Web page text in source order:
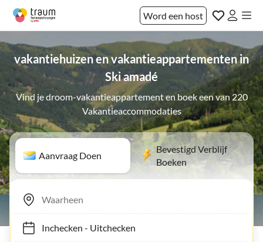
Word een host
vakantiehuizen en vakantieappartementen in
Ski amadé
Vind je droom-vakantieappartement en boek een van 220
Vakantieaccommodaties
Aanvraag Doen
Bevestigd Verblijf
Boeken
Inchecken- Uitchecken